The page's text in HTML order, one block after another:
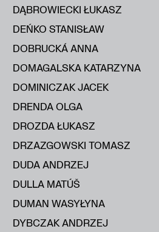
DĄBROWIECKI ŁUKASZ
DEŃKO STANISŁAW
DOBRUCKÁ ANNA
DOMAGALSKA KATARZYNA
DOMINICZAK JACEK
DRENDA OLGA
DROZDA ŁUKASZ
DRZAZGOWSKI TOMASZ
DUDA ANDRZEJ
DULLA MATÚŠ
DUMAN WASYŁYNA
DYBCZAK ANDRZEJ